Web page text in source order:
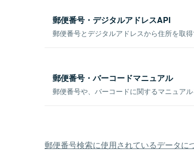
郵便番号・デジタルアドレスAPI
郵便番号とデジタルアドレスから住所を取得
郵便番号・バーコードマニュアル
郵便番号や、バーコードに関するマニュアル
郵便番号検索に使用されているデータに